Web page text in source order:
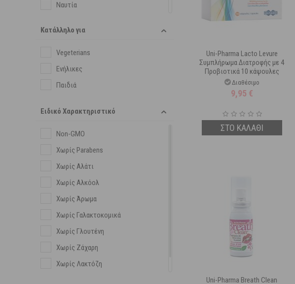
Ναυτία
Ουροποιητικό
Κατάλληλο για
Vegeterians
Ενήλικες
Παιδιά
Ειδικό Χαρακτηριστικό
Non-GMO
Χωρίς Parabens
Χωρίς Αλάτι
Χωρίς Αλκόολ
Χωρίς Άρωμα
Χωρίς Γαλακτοκομικά
Χωρίς Γλουτένη
Χωρίς Ζάχαρη
Χωρίς Λακτόζη
Uni-Pharma Lacto Levure
Συμπλήρωμα Διατροφής με 4
Προβιοτικά 10 κάψουλες
Διαθέσιμο
9,95 €
ΣΤΟ ΚΑΛΑΘΙ
Uni-Pharma Breath Clean